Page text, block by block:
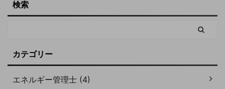
検索
カテゴリー
エネルギー管理士 (4)